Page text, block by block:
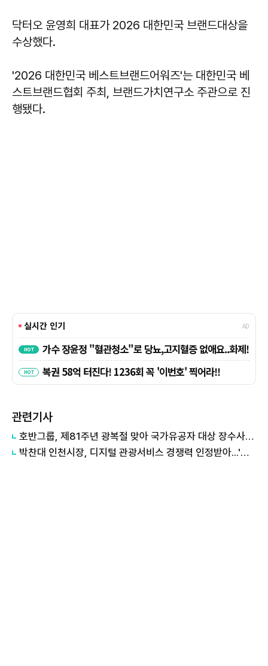
닥터오 윤영희 대표가 2026 대한민국 브랜드대상을
수상했다.
'2026 대한민국 베스트브랜드어워즈'는 대한민국 베
스트브랜드협회 주최, 브랜드가치연구소 주관으로 진
행됐다.
관련기사
호반그룹, 제81주년 광복절 맞아 국가유공자 대상 장수사진 촬영 봉사
박찬대 인천시장, 디지털 관광서비스 경쟁력 인정받아...'인천e지' ICT 어워드 공공·의료 부문 대상